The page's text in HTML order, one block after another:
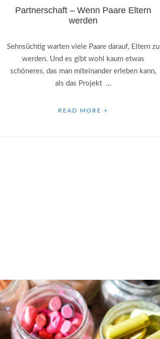
Partnerschaft – Wenn Paare Eltern
werden
Sehnsüchtig warten viele Paare darauf, Eltern zu
werden. Und es gibt wohl kaum etwas
schöneres, das man miteinander erleben kann,
als das Projekt ...
READ MORE +